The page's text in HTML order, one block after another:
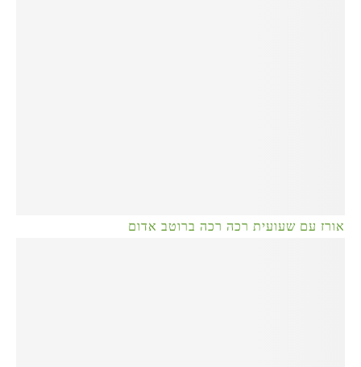
אורז עם שעועית רכה רכה ברוטב אדום